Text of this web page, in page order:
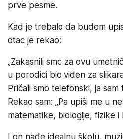
prve pesme.
Kad je trebalo da budem
otac je rekao:
„Zakasnili smo za ovu
u porodici bio viđen za
Pričali smo telefonski, ja
Rekao sam: „Pa upiši me u
matematike, biologije, fizike i
I on nađe idealnu školu,